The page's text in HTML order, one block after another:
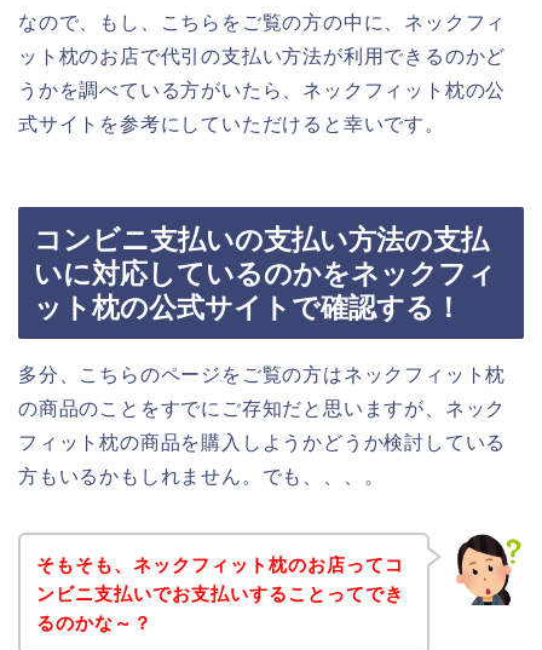
なので、もし、こちらをご覧の方の中に、ネックフィ
ット枕のお店で代引の支払い方法が利用できるのかど
うかを調べている方がいたら、ネックフィット枕の公
式サイトを参考にしていただけると幸いです。
コンビニ支払いの支払い方法の支払
いに対応しているのかをネックフィ
ット枕の公式サイトで確認する！
多分、こちらのページをご覧の方はネックフィット枕
の商品のことをすでにご存知だと思いますが、ネック
フィット枕の商品を購入しようかどうか検討している
方もいるかもしれません。でも、、、。
そもそも、ネックフィット枕のお店ってコ
ンビニ支払いでお支払いすることってでき
るのかな～？